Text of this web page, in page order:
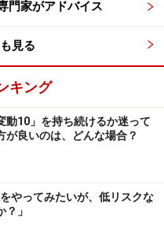
新の内容をご確認くださ
的としており、特定の金融
りません。
断はご自身の責任において
は十分に配慮しております
、これに基づく損失・損害
ません。
金融機関やサービス提供者
門家がアドバイス
見る
キング
動10」を持ち続けるか迷って
が良いのは、どんな場合？
やってみたいが、低リスクな
」